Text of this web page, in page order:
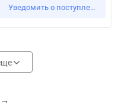
Уведомить о поступлении
→